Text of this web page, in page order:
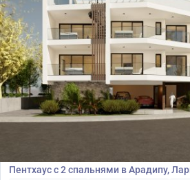
Пентхаус с 2 спальнями в Арадипу,